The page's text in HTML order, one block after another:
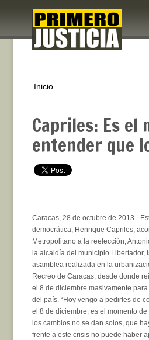
Inicio
Capriles: Es el
entender que
Caracas, 28 de octubre de 2013.-
democrática, Henrique Capriles,
Metropolitano a la reelección,
la alcaldía del municipio Libertador,
asamblea realizada en la
Recreo de Caracas, desde donde
el 8 de diciembre masivamente
del país. “Hoy vengo a pedirles de
el 8 de diciembre, es el momento
los cambios no se dan solos, que
frente a este crisis no puede haber